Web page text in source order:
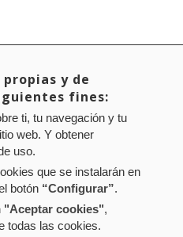
Twitter
Política de cookies
y de
fines:
ti, tu navegación y tu
web. Y obtener
uso.
que se instalarán en
botón “Configurar”.
"Aceptar cookies",
todas las cookies.